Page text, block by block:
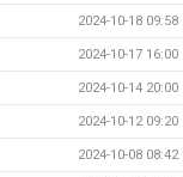
2024-10-18 09:58
2024-10-17 16:00
2024-10-14 20:00
2024-10-12 09:20
2024-10-08 08:42